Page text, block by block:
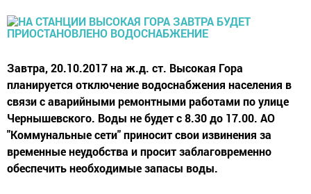
Завтра, 20.10.2017 на ж.д. ст. Высокая Гора
планируется отключение водоснабжения населения в
связи с аварийными ремонтными работами по улице
Чернышевского. Воды не будет с 8.30 до 17.00. АО
"Коммунальные сети" приносит свои извинения за
временные неудобства и просит заблаговременно
обеспечить необходимые запасы воды.